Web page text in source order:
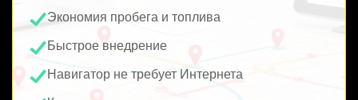
Экономия пробега и топлива
Быстрое внедрение
Навигатор не требует Интернета